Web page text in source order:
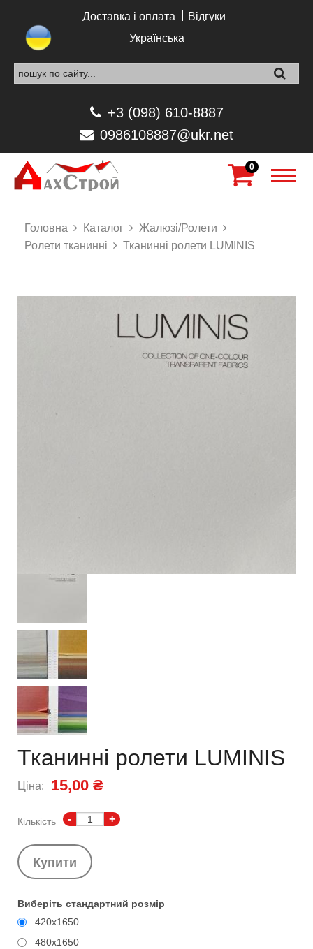
Доставка і оплата
Відгуки
Українська
+3 (098) 610-8887
0986108887@ukr.net
0
Головна Каталог
Жалюзі/Ролети
Ролети тканинні
Тканинні ролети LUMINIS
Тканинні ролети LUMINIS
Ціна: 15,00 ₴
Кількість - +
Купити
Виберіть стандартний розмір
420x1650
480x1650